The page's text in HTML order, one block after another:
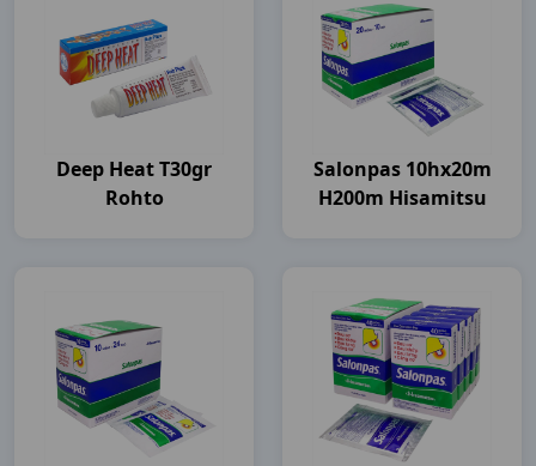
Deep Heat T30gr
Rohto
Salonpas 10hx20m
H200m Hisamitsu